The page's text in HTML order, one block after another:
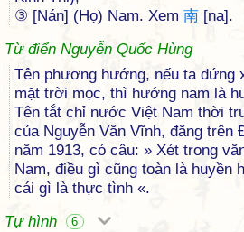
③ [Nán] (Họ) Nam. Xem 南 [na].
Từ điển Nguyễn Quốc Hùng
Tên phương hướng, nếu ta đứng
mặt trời mọc, thì hướng nam là
Tên tắt chỉ nước Việt Nam thời
của Nguyễn Văn Vĩnh, đăng trên
năm 1913, có câu: » Xét trong
Nam, điều gì cũng toàn là huyền
cái gì là thực tình «.
Tự hình
6